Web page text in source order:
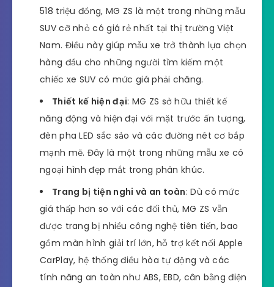
518 triệu đồng, MG ZS là một trong những mẫu
SUV cỡ nhỏ có giá rẻ nhất tại thị trường Việt
Nam. Điều này giúp mẫu xe trở thành lựa chọn
hàng đầu cho những người tìm kiếm một
chiếc xe SUV có mức giá phải chăng.
Thiết kế hiện đại: MG ZS sở hữu thiết kế
năng động và hiện đại với mặt trước ấn tượng,
đèn pha LED sắc sảo và các đường nét cơ bắp
mạnh mẽ. Đây là một trong những mẫu xe có
ngoại hình đẹp mắt trong phân khúc.
Trang bị tiện nghi và an toàn: Dù có mức
giá thấp hơn so với các đối thủ, MG ZS vẫn
được trang bị nhiều công nghệ tiên tiến, bao
gồm màn hình giải trí lớn, hỗ trợ kết nối Apple
CarPlay, hệ thống điều hòa tự động và các
tính năng an toàn như ABS, EBD, cân bằng điện